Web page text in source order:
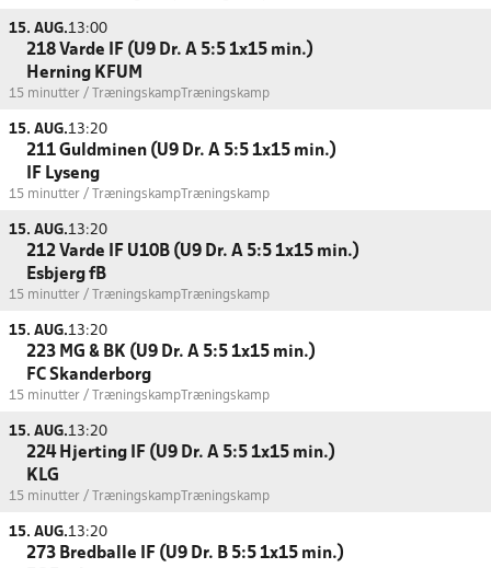
15. AUG.13:00
218 Varde IF (U9 Dr. A 5:5 1x15 min.)
Herning KFUM
15 minutter / Træningskamp Træningskamp
15. AUG.13:20
211 Guldminen (U9 Dr. A 5:5 1x15 min.)
IF Lyseng
15 minutter / Træningskamp Træningskamp
15. AUG.13:20
212 Varde IF U10B (U9 Dr. A 5:5 1x15 min.)
Esbjerg fB
15 minutter / Træningskamp Træningskamp
15. AUG.13:20
223 MG & BK (U9 Dr. A 5:5 1x15 min.)
FC Skanderborg
15 minutter / Træningskamp Træningskamp
15. AUG.13:20
224 Hjerting IF (U9 Dr. A 5:5 1x15 min.)
KLG
15 minutter / Træningskamp Træningskamp
15. AUG.13:20
273 Bredballe IF (U9 Dr. B 5:5 1x15 min.)